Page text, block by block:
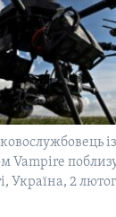
АМЕРИКИ
Vampire поблизу
Україна, 2